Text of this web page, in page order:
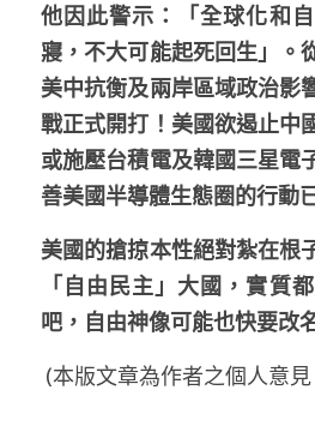
他因此警示：「全球化和
寢，不大可能起死回生」。
美中抗衡及兩岸區域政治影
戰正式開打！美國欲遏止中
或施壓台積電及韓國三星電
善美國半導體生態圈的行動
美國的搶掠本性絕對紮在根
「自由民主」大國，實質
吧，自由神像可能也快要改
(本版文章為作者之個人意